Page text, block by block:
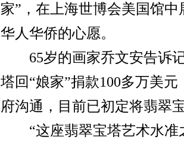
家”，在上海世博会美国馆
华人华侨的心愿。
65岁的画家乔文安告诉记
塔回“娘家”捐款100多万美
府沟通，目前已初定将翡翠
“这座翡翠宝塔艺术水准